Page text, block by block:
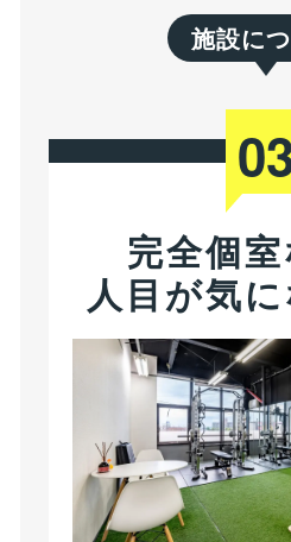
施設に
完全個
人目が気